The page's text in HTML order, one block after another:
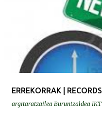
ERREKORRAK | RECORDS
argitaratzailea Buruntzaldea IKT